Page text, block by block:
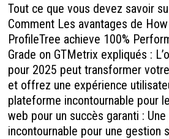
Tout ce que vous devez savoir
Comment Les avantages de
ProfileTree achieve 100%
Grade on GTMetrix expliqués :
pour 2025 peut transformer
et offrez une expérience
plateforme incontournable pour
web pour un succès garanti :
incontournable pour une gestion